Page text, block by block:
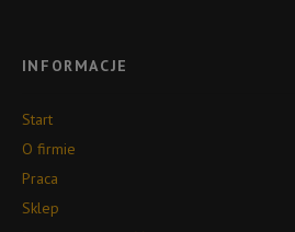
INFORMACJE
Start
O firmie
Praca
Sklep